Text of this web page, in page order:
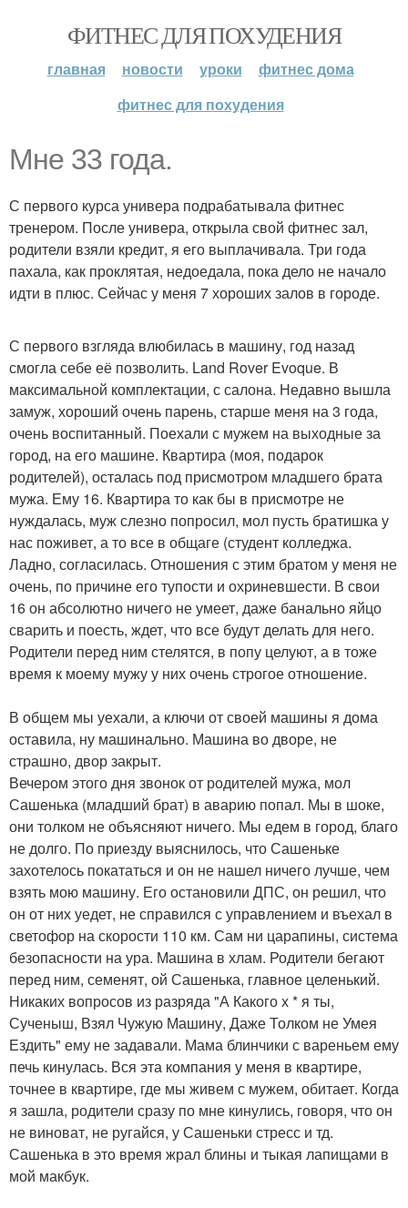
ФИТНЕС ДЛЯ ПОХУДЕНИЯ
главная новости уроки
фитнес дома
фитнес для похудения
Мне 33 года.
С первого курса универа подрабатывала фитнес
тренером. После универа, открыла свой фитнес зал,
родители взяли кредит, я его выплачивала. Три года
пахала, как проклятая, недоедала, пока дело не начало
идти в плюс. Сейчас у меня 7 хороших залов в городе.
С первого взгляда влюбилась в машину, год назад
смогла себе её позволить. Land Rover Evoque. В
максимальной комплектации, с салона. Недавно вышла
замуж, хороший очень парень, старше меня на 3 года,
очень воспитанный. Поехали с мужем на выходные за
город, на его машине. Квартира (моя, подарок
родителей), осталась под присмотром младшего брата
мужа. Ему 16. Квартира то как бы в присмотре не
нуждалась, муж слезно попросил, мол пусть братишка у
нас поживет, а то все в общаге (студент колледжа.
Ладно, согласилась. Отношения с этим братом у меня не
очень, по причине его тупости и охриневшести. В свои
16 он абсолютно ничего не умеет, даже банально яйцо
сварить и поесть, ждет, что все будут делать для него.
Родители перед ним стелятся, в попу целуют, а в тоже
время к моему мужу у них очень строгое отношение.
В общем мы уехали, а ключи от своей машины я дома
оставила, ну машинально. Машина во дворе, не
страшно, двор закрыт.
Вечером этого дня звонок от родителей мужа, мол
Сашенька (младший брат) в аварию попал. Мы в шоке,
они толком не объясняют ничего. Мы едем в город, благо
не долго. По приезду выяснилось, что Сашеньке
захотелось покататься и он не нашел ничего лучше, чем
взять мою машину. Его остановили ДПС, он решил, что
он от них уедет, не справился с управлением и въехал в
светофор на скорости 110 км. Сам ни царапины, система
безопасности на ура. Машина в хлам. Родители бегают
перед ним, семенят, ой Сашенька, главное целенький.
Никаких вопросов из разряда "А Какого х * я ты,
Сученыш, Взял Чужую Машину, Даже Толком не Умея
Ездить" ему не задавали. Мама блинчики с вареньем ему
печь кинулась. Вся эта компания у меня в квартире,
точнее в квартире, где мы живем с мужем, обитает. Когда
я зашла, родители сразу по мне кинулись, говоря, что он
не виноват, не ругайся, у Сашеньки стресс и тд.
Сашенька в это время жрал блины и тыкая лапищами в
мой макбук.